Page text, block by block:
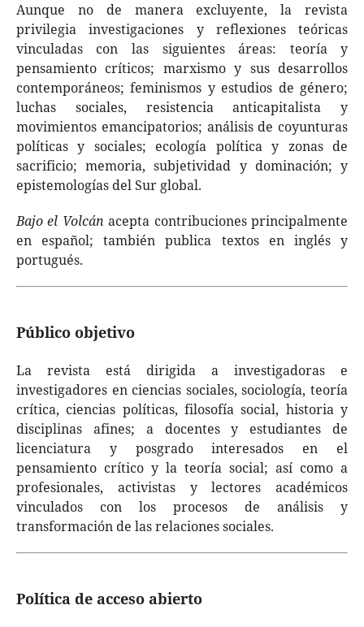
Aunque no de manera excluyente, la revista
privilegia investigaciones y reflexiones teóricas
vinculadas con las siguientes áreas: teoría y
pensamiento críticos; marxismo y sus desarrollos
contemporáneos; feminismos y estudios de género;
luchas sociales, resistencia anticapitalista y
movimientos emancipatorios; análisis de coyunturas
políticas y sociales; ecología política y zonas de
sacrificio; memoria, subjetividad y dominación; y
epistemologías del Sur global.
Bajo el Volcán acepta contribuciones principalmente
en español; también publica textos en inglés y
portugués.
Público objetivo
La revista está dirigida a investigadoras e
investigadores en ciencias sociales, sociología, teoría
crítica, ciencias políticas, filosofía social, historia y
disciplinas afines; a docentes y estudiantes de
licenciatura y posgrado interesados en el
pensamiento crítico y la teoría social; así como a
profesionales, activistas y lectores académicos
vinculados con los procesos de análisis y
transformación de las relaciones sociales.
Política de acceso abierto